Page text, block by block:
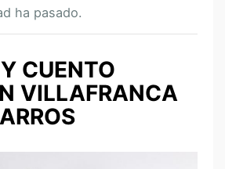
ha pasado.
CUENTO
VILLAFRANCA